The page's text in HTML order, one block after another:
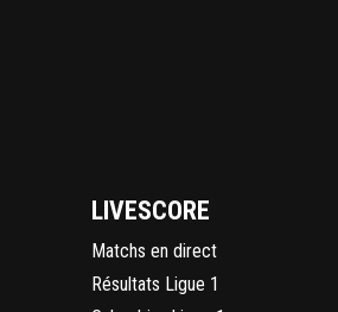
LIVESCORE
Matchs en direct
Résultats Ligue 1